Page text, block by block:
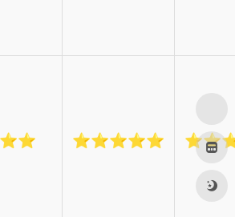
⭐⭐⭐⭐⭐